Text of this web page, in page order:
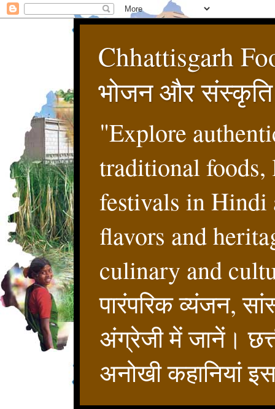
Chhattisgarh
भोजन और संस्कृति
"Explore
traditional
festivals in Hindi
flavors and
culinary and
पारंपरिक व्यंजन,
अंग्रेजी में जानें।
अनोखी कहानियां